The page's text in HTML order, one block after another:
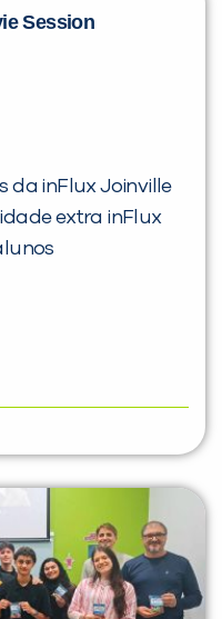
Session
da inFlux Joinville
extra inFlux
abaixo e
em contato